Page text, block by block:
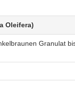
Oleifera)
Granulat